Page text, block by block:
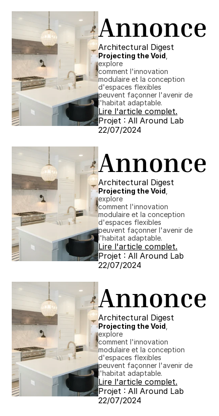
Annonce
Architectural Digest
Projecting the Void
explore
comment l'innovation
modulaire et la conception
d'espaces flexibles
peuvent façonner l'avenir de
l'habitat adaptable.
Lire l'article complet.
Projet : All Around Lab
22/07/2024 ​​
Annonce
Architectural Digest
Projecting the Void
explore
comment l'innovation
modulaire et la conception
d'espaces flexibles
peuvent façonner l'avenir de
l'habitat adaptable.
Lire l'article complet.
Projet : All Around Lab
22/07/2024 ​​
Annonce
Architectural Digest
Projecting the Void
explore
comment l'innovation
modulaire et la conception
d'espaces flexibles
peuvent façonner l'avenir de
l'habitat adaptable.
Lire l'article complet.
Projet : All Around Lab
22/07/2024 ​​